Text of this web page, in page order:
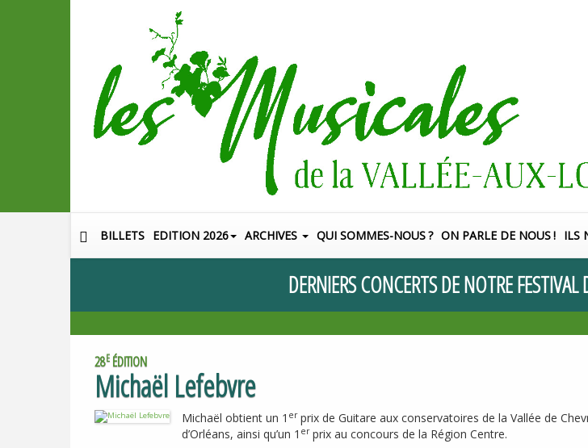
BILLETS EDITION 2026 ARCHIVES QUI SOMMES-NOUS? ON PARLE DE NOUS! ILS
DERNIERSCONCERTSDENOTREFESTIVAL
28E ÉDITION
Michaël Lefebvre
Michaël obtient un 1 erprix de Guitare aux conservatoires de la Vallée de
d’Orléans, ainsi qu’un 1 erprix au concours de la Région Centre.